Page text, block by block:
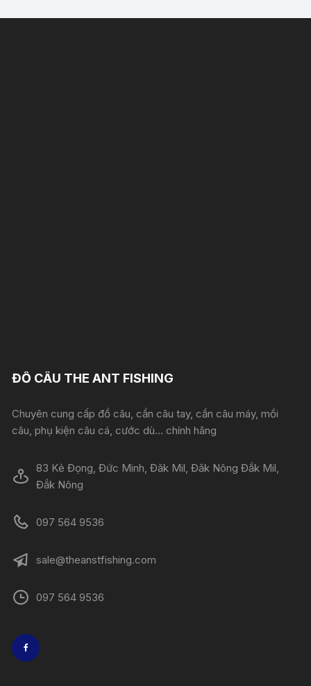
ĐỒ CÂU THE ANT FISHING
Chuyên cung cấp đồ câu, cần câu tay, cần câu máy, mồi
câu, phụ kiện câu cá, cước dù... chính hãng
83 Kẻ Đọng, Đức Minh, Đăk Mil, Đăk Nông Đắk Mil,
Đắk Nông
097 564 9536
sale@theanstfishing.com
097 564 9536